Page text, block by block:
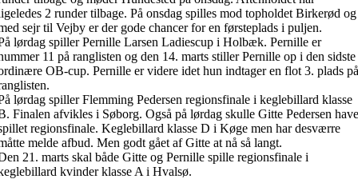
2 runder tilbage. På onsdag spilles mod topholdet Birkerød og
sejr til Vejby er der gode chancer for en førsteplads i puljen.
lørdag spiller Pernille Larsen Ladiescup i Holbæk. Pernille er
11 på ranglisten og den 14. marts stiller Pernille op i den sidste
OB-cup. Pernille er videre idet hun indtager en flot 3. plads
lørdag spiller Flemming Pedersen regionsfinale i keglebillard klasse
Finalen afvikles i Søborg. Også på lørdag skulle Gitte Pedersen
regionsfinale. Keglebillard klasse D i Køge men har desværre
melde afbud. Men godt gået af Gitte at nå så langt.
21. marts skal både Gitte og Pernille spille regionsfinale i
kvinder klasse A i Hvalsø.